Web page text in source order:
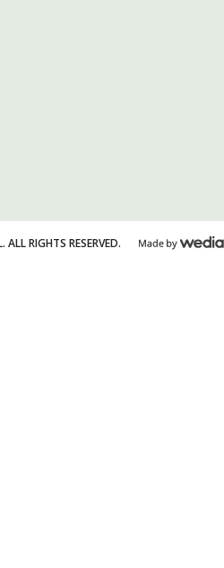
RIGHTS RESERVED.